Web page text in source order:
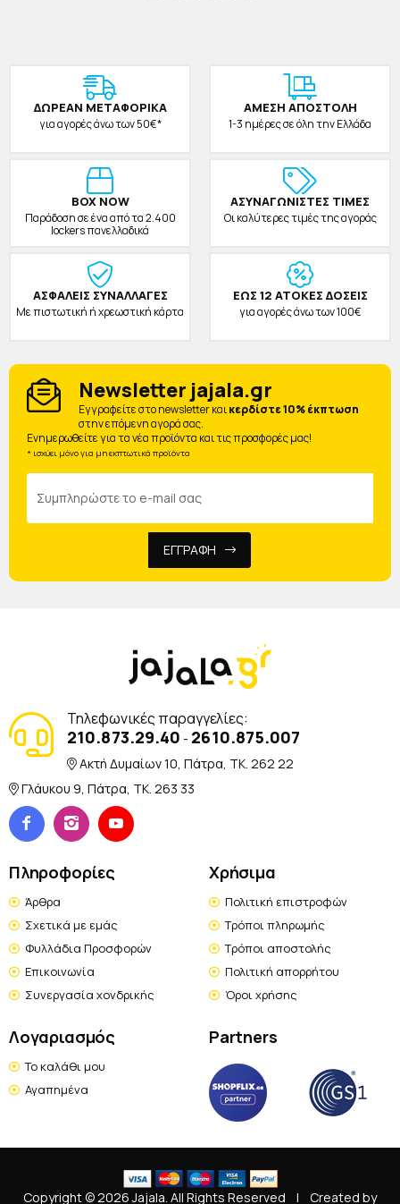
ΔΩΡΕAΝ ΜΕΤΑΦΟΡΙΚΑ
για αγορές άνω των 50€*
ΑΜΕΣΗ ΑΠΟΣΤΟΛΗ
1-3 ημέρες σε όλη την Ελλάδα
BOX NOW
Παράδοση σε ένα από τα 2.400
lockers πανελλαδικά
ΑΣΥΝΑΓΩΝΙΣΤΕΣ ΤΙΜΕΣ
Οι καλύτερες τιμές της αγοράς
ΑΣΦΑΛΕΙΣ ΣΥΝΑΛΛΑΓΕΣ
Με πιστωτική ή χρεωστική κάρτα
ΕΩΣ 12 ΑΤΟΚΕΣ ΔΟΣΕΙΣ
για αγορές άνω των 100€
Newsletter jajala.gr
Eγγραφείτε στο newsletter καικερδίστε 10% έκπτωση
στην επόμενη αγορά σας.
Ενημερωθείτε για τα νέα προϊόντα και τις προσφορές μας!
* ισχύει μόνο για μη εκπτωτικά προϊόντα
ΕΓΓΡΑΦΗ
Τηλεφωνικές παραγγελίες:
210.873.29.40 - 2610.875.007
Ακτή Δυμαίων 10, Πάτρα, TK. 262 22
Γλάυκου 9, Πάτρα, TK. 263 33
Πληροφορίες
Άρθρα
Σχετικά με εμάς
Φυλλάδια Προσφορών
Επικοινωνία
Συνεργασία χονδρικής
Χρήσιμα
Πολιτική επιστροφών
Τρόποι πληρωμής
Τρόποι αποστολής
Πολιτική απορρήτου
Όροι χρήσης
Λογαριασμός
Το καλάθι μου
Αγαπημένα
Partners
Copyright © 2026 Jajala. All Rights Reserved | Created by